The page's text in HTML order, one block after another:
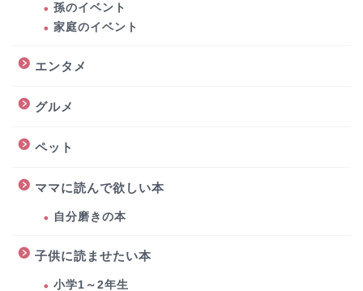
孫のイベント
家庭のイベント
エンタメ
グルメ
ペット
ママに読んで欲しい本
自分磨きの本
子供に読ませたい本
小学1～2年生